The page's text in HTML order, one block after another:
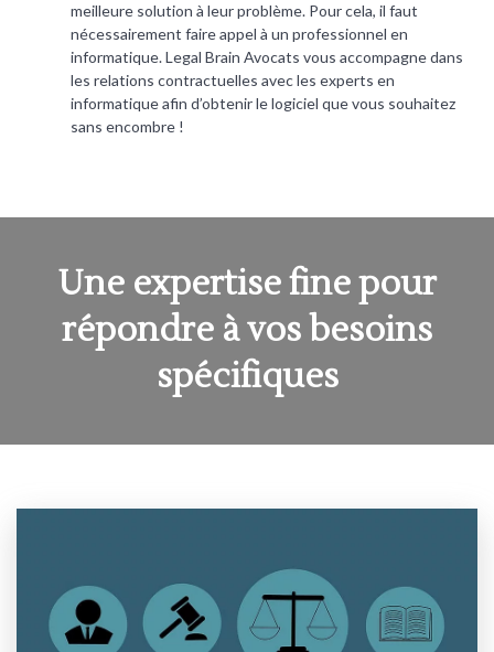
meilleure solution à leur problème. Pour cela, il faut
nécessairement faire appel à un professionnel en
informatique. Legal Brain Avocats vous accompagne dans
les relations contractuelles avec les experts en
informatique afin d’obtenir le logiciel que vous souhaitez
sans encombre !
Une expertise fine pour
répondre à vos besoins
spécifiques